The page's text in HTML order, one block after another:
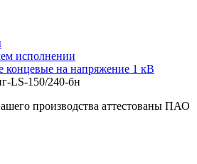
исполнении
на напряжение 1 кВ
LS-150/240-бн
производства аттестованы ПАО